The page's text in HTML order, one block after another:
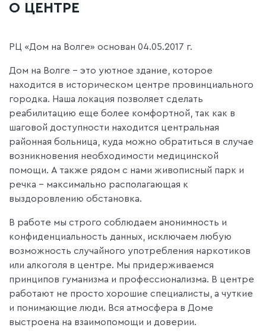
О ЦЕНТРЕ
РЦ «Дом на Волге» основан 04.05.2017 г.
Дом на Волге – это уютное здание, которое
находится в историческом центре провинциального
городка. Наша локация позволяет сделать
реабилитацию еще более комфортной, так как в
шаговой доступности находится центральная
районная больница, куда можно обратиться в случае
возникновения необходимости медицинской
помощи. А также рядом с нами живописный парк и
речка – максимально располагающая к
выздоровлению обстановка.
В работе мы строго соблюдаем анонимность и
конфиденциальность данных, исключаем любую
возможность случайного употребления наркотиков
или алкоголя в центре. Мы придерживаемся
принципов гуманизма и профессионализма. В центре
работают не просто хорошие специалисты, а чуткие
и понимающие люди. Вся атмосфера в Доме
выстроена на взаимопомощи и доверии.